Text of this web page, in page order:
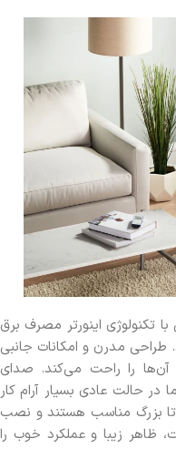
تکنولوژی اینورتر مصرف برق
طراحی مدرن و امکانات جانبی
آن‌ها را راحت می‌کند. صدای
در حالت عادی بسیار آرام کار
تا بزرگ مناسب هستند و نصب
ظاهر زیبا و عملکرد خوب را